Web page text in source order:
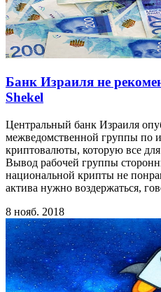
Банк Израиля не
Shekel
Центральный банк Израиля
межведомственной группы по
криптовалюты, которую все
Вывод рабочей группы
национальной крипты не
актива нужно воздержаться,
8 нояб. 2018